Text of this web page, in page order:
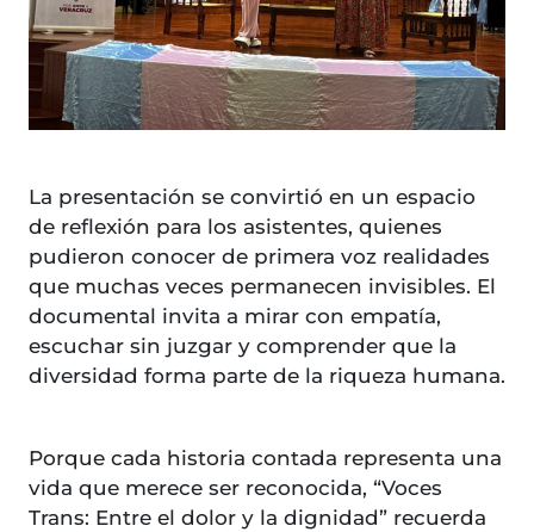
La presentación se convirtió en un espacio
de reflexión para los asistentes, quienes
pudieron conocer de primera voz realidades
que muchas veces permanecen invisibles. El
documental invita a mirar con empatía,
escuchar sin juzgar y comprender que la
diversidad forma parte de la riqueza humana.
Porque cada historia contada representa una
vida que merece ser reconocida, “Voces
Trans: Entre el dolor y la dignidad” recuerda